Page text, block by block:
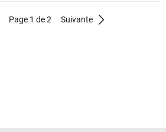
Page 1 de 2 Suivante